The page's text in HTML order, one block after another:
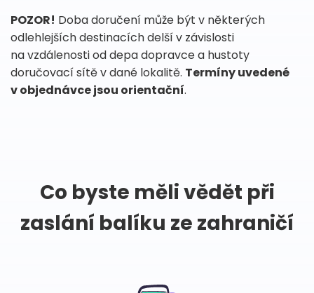
POZOR! Doba doručení může být v některých
odlehlejších destinacích delší v závislosti
na vzdálenosti od depa dopravce a hustoty
doručovací sítě v dané lokalitě. Termíny uvedené
v objednávce jsou orientační.
Co byste měli vědět při
zaslání balíku ze zahraničí